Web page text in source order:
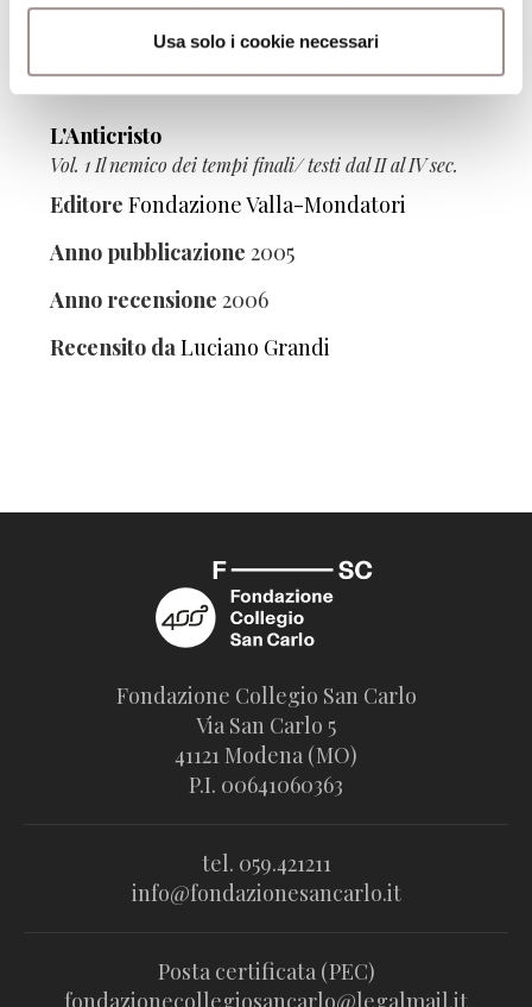
Usa solo i cookie necessari
Curatore volume
L'Anticristo
Vol. 1 Il nemico dei tempi finali/ testi dal II al IV sec.
Editore Fondazione Valla-Mondatori
Anno pubblicazione 2005
Anno recensione 2006
Recensito daLuciano Grandi
Fondazione Collegio San Carlo
Via San Carlo 5
41121 Modena (MO)
P.I. 00641060363
tel. 059.421211
info@fondazionesancarlo.it
Posta certificata (PEC)
fondazionecollegiosancarlo@legalmail.it